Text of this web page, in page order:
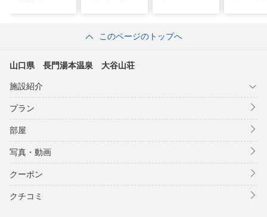
このページのトップへ
山口県 長門湯本温泉 大谷山荘
施設紹介
プラン
部屋
写真・動画
クーポン
クチコミ